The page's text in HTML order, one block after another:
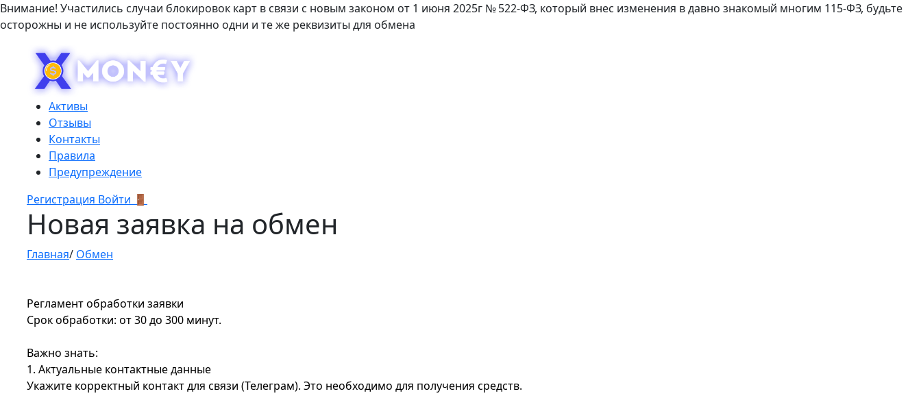
Внимание! Участились случаи блокировок карт в связи с новым законом от 1 июня 2025г № 522-ФЗ, который внес изменения в давно знакомый многим 115-ФЗ, будьте
осторожны и не используйте постоянно одни и те же реквизиты для обмена
Активы
Отзывы
Контакты
Правила
Предупреждение
Регистрация Войти 🚪
Новая заявка на обмен
Главная/ Обмен
Регламент обработки заявки
Срок обработки: от 30 до 300 минут.
Важно знать:
1. Актуальные контактные данные
Укажите корректный контакт для связи (Телеграм). Это необходимо для получения средств.